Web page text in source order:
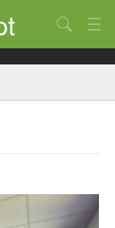
Chercher